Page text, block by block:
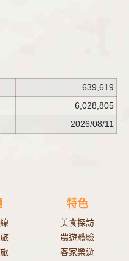
639,619
6,028,805
2026/08/11
特色
美食探訪
農遊體驗
客家樂遊